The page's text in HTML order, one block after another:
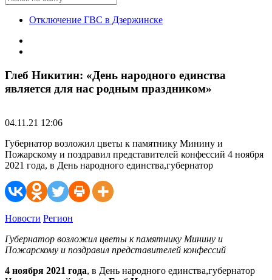
Отключение ГВС в Дзержинске
Глеб Никитин: «День народного единства
является для нас родным праздником»
04.11.21 12:06
Губернатор возложил цветы к памятнику Минину и
Пожарскому и поздравил представителей конфессий 4 ноября
2021 года, в День народного единства,губернатор
Новости Регион
Губернатор возложил цветы к памятнику Минину и
Пожарскому и поздравил представителей конфессий
4 ноября 2021 года, в День народного единства,губернатор